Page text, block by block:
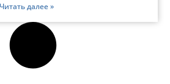
Читать далее »